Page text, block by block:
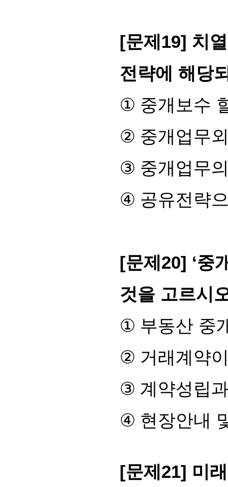
[문제 19] 치
전략에 해당
① 중개보수
② 중개업무
③ 중개업무
④ 공유전략
[문제 20] ‘중
것을 고르시
① 부동산 중
② 거래계약
③ 계약성립
④ 현장안내
[문제 21] 미